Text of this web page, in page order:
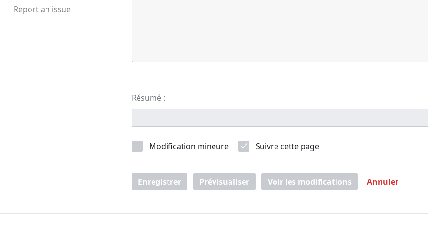
Report an issue
Résumé :
Modification mineure Suivre cette page
Enregistrer Prévisualiser Voir les modifications Annuler